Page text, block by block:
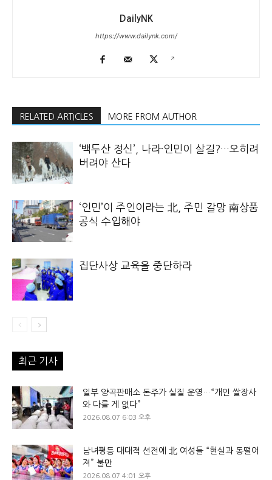
DailyNK
https://www.dailynk.com/
RELATED ARTICLES MORE FROM AUTHOR
‘백두산 정신’, 나라·인민이 살길?…오히려
버려야 산다
‘인민’이 주인이라는 北, 주민 갈망 南상품
공식 수입해야
집단사상 교육을 중단하라
최근 기사
일부 양곡판매소 돈주가 실질 운영…“개인 쌀장사
와 다를 게 없다”
2026.08.07 6:03 오후
남녀평등 대대적 선전에 北 여성들 “현실과 동떨어
져” 불만
2026.08.07 4:01 오후